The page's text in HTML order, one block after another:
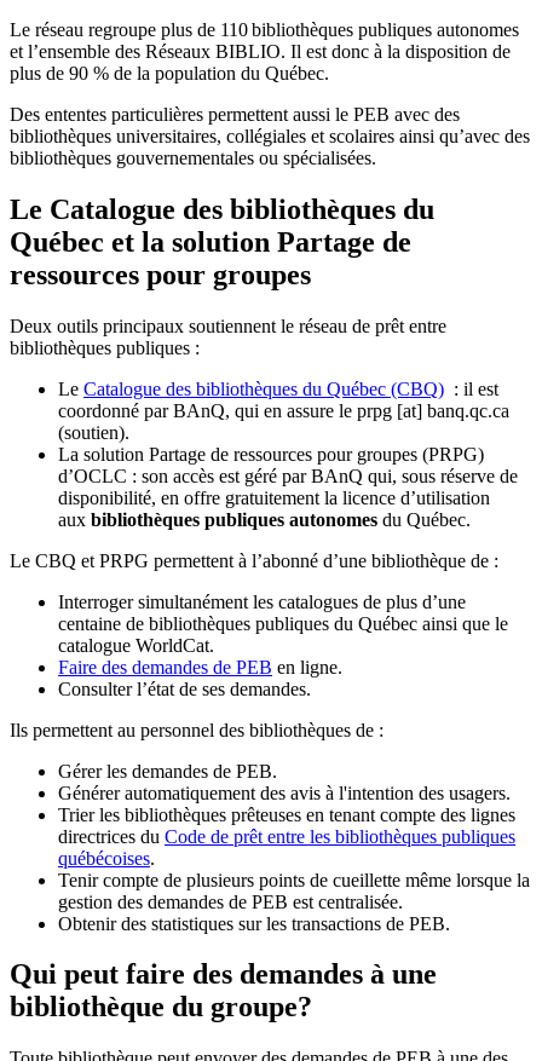
Le réseau regroupe plus de 110bibliothèques publiques autonomes
et l’ensemble des Réseaux BIBLIO. Il est donc à la disposition de
plus de 90 % de la population du Québec.
Des ententes particulières permettent aussi le PEB avec des
bibliothèques universitaires, collégiales et scolaires ainsi qu’avec des
bibliothèques gouvernementales ou spécialisées.
Le Catalogue des bibliothèques du
Québec et la solution Partage de
ressources pour groupes
Deux outils principaux soutiennent le réseau de prêt entre
bibliothèques publiques :
Le Catalogue des bibliothèques du Québec (CBQ) : il est
coordonné par BAnQ, qui en assure le prpg [at] banq.qc.ca
(soutien).
La solution Partage de ressources pour groupes (PRPG)
d’OCLC : son accès est géré par BAnQ qui, sous réserve de
disponibilité, en offre gratuitement la licence d’utilisation
aux bibliothèques publiques autonomes du Québec.
Le CBQ et PRPG permettent à l’abonné d’une bibliothèque de :
Interroger simultanément les catalogues de plus d’une
centaine de bibliothèques publiques du Québec ainsi que le
catalogue WorldCat.
Faire des demandes de PEB en ligne.
Consulter l’état de ses demandes.
Ils permettent au personnel des bibliothèques de :
Gérer les demandes de PEB.
Générer automatiquement des avis à l'intention des usagers.
Trier les bibliothèques prêteuses en tenant compte des lignes
directrices du Code de prêt entre les bibliothèques publiques
québécoises.
Tenir compte de plusieurs points de cueillette même lorsque la
gestion des demandes de PEB est centralisée.
Obtenir des statistiques sur les transactions de PEB.
Qui peut faire des demandes à une
bibliothèque du groupe?